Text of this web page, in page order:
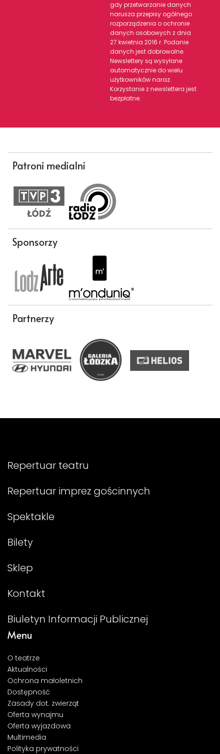
gdy przetwarzanie danych
narusza przepisy ogólnego
rozporządzenia o ochronie
danych osobowych z dnia
27 kwietnia 2016 r. Podanie
danych jest dobrowolne.
Newslettery są wysyłane
automatycznie do wielu
użytkowników naraz.
Korzystanie z newslettera jest
bezpłatne.
Patroni medialni
Sponsorzy
Partnerzy
Repertuar teatru
Repertuar imprez gościnnych
Spektakle
Bilety
Sklep
Kontakt
Biuletyn Informacji Publicznej
Menu
O teatrze
Aktualności
Ochrona małoletnich
Dostępność
Zasady dot. zwierząt
Oferta wynajmu
Oferta wyjazdowa
Multimedia
Polityka prywatności